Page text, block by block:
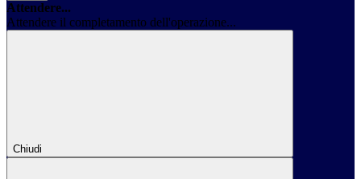
Attendere...
Attendere il completamento dell'operazione...
Chiudi